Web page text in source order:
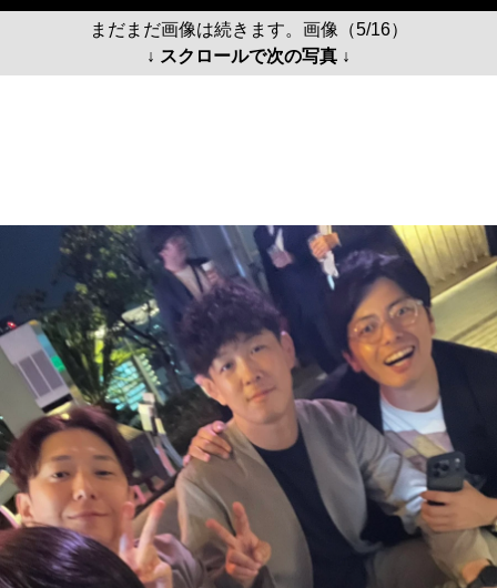
まだまだ画像は続きます。画像（5/16）
↓ スクロールで次の写真 ↓